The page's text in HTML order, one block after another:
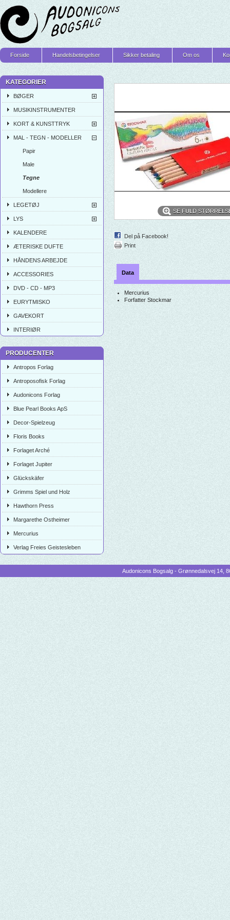
Forside Handelsbetingelser Sikker betaling Om os
KATEGORIER
BØGER
MUSIKINSTRUMENTER
KORT & KUNSTTRYK
MAL - TEGN - MODELLER
Papir
Male
Tegne
Modellere
LEGETØJ
LYS
KALENDERE
ÆTERISKE DUFTE
HÅNDENS ARBEJDE
ACCESSORIES
DVD - CD - MP3
EURYTMISKO
GAVEKORT
INTERIØR
PRODUCENTER
Antropos Forlag
Antroposofisk Forlag
Audonicons Forlag
Blue Pearl Books ApS
Decor-Spielzeug
Floris Books
Forlaget Arché
Forlaget Jupiter
Glückskäfer
Grimms Spiel und Holz
Hawthorn Press
Margarethe Ostheimer
Mercurius
Verlag Freies Geistesleben
SE FULD
Del på Facebook!
Print
Data
Mercurius
Forfatter Stockmar
Audonicons Bogsalg - Grønnedalsvej 14,